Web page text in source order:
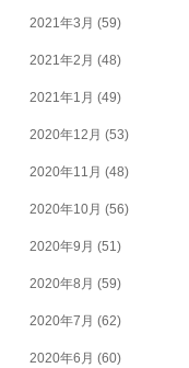
2021年3月 (59)
2021年2月 (48)
2021年1月 (49)
2020年12月 (53)
2020年11月 (48)
2020年10月 (56)
2020年9月 (51)
2020年8月 (59)
2020年7月 (62)
2020年6月 (60)